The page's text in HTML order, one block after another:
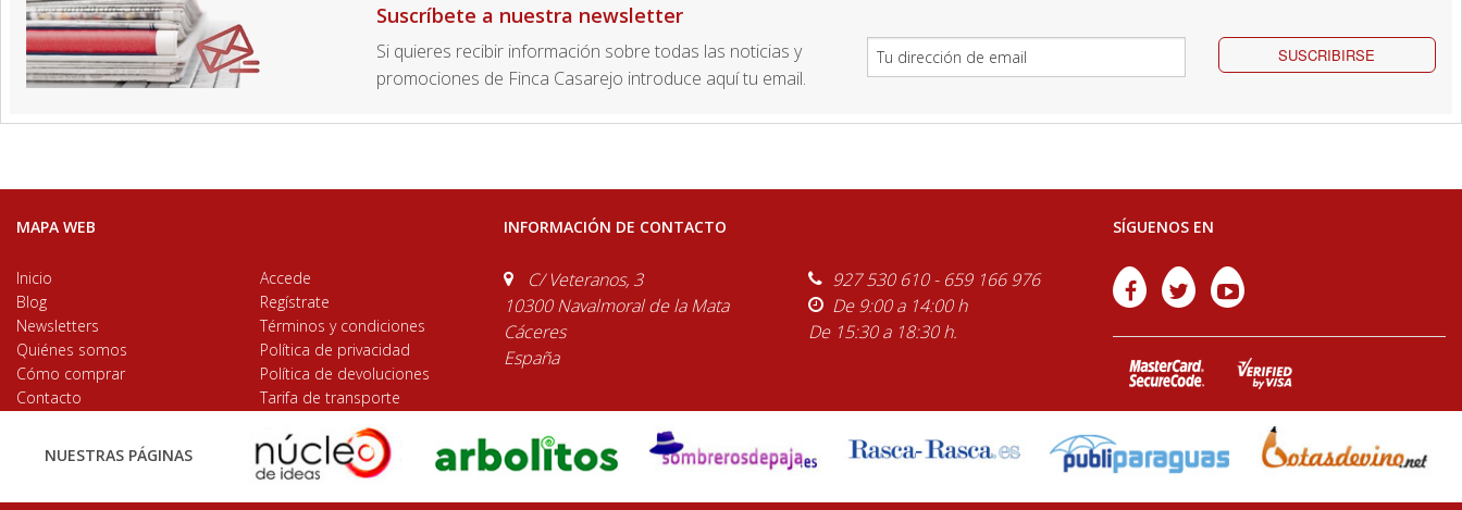
Suscríbete a nuestra newsletter
Si quieres recibir información sobre todas las noticias y
promociones de Finca Casarejo introduce aquí tu email.
SUSCRIBIRSE
MAPA WEB
Inicio
Blog
Newsletters
Quiénes somos
Cómo comprar
Contacto
Accede
Regístrate
Términos y condiciones
Política de privacidad
Política de devoluciones
Tarifa de transporte
INFORMACIÓN DE CONTACTO
C/ Veteranos, 3
10300 Navalmoral de la Mata
Cáceres
España
927 530 610 - 659 166 976
De 9:00 a 14:00 h
De 15:30 a 18:30 h.
SÍGUENOS EN
NUESTRAS PÁGINAS